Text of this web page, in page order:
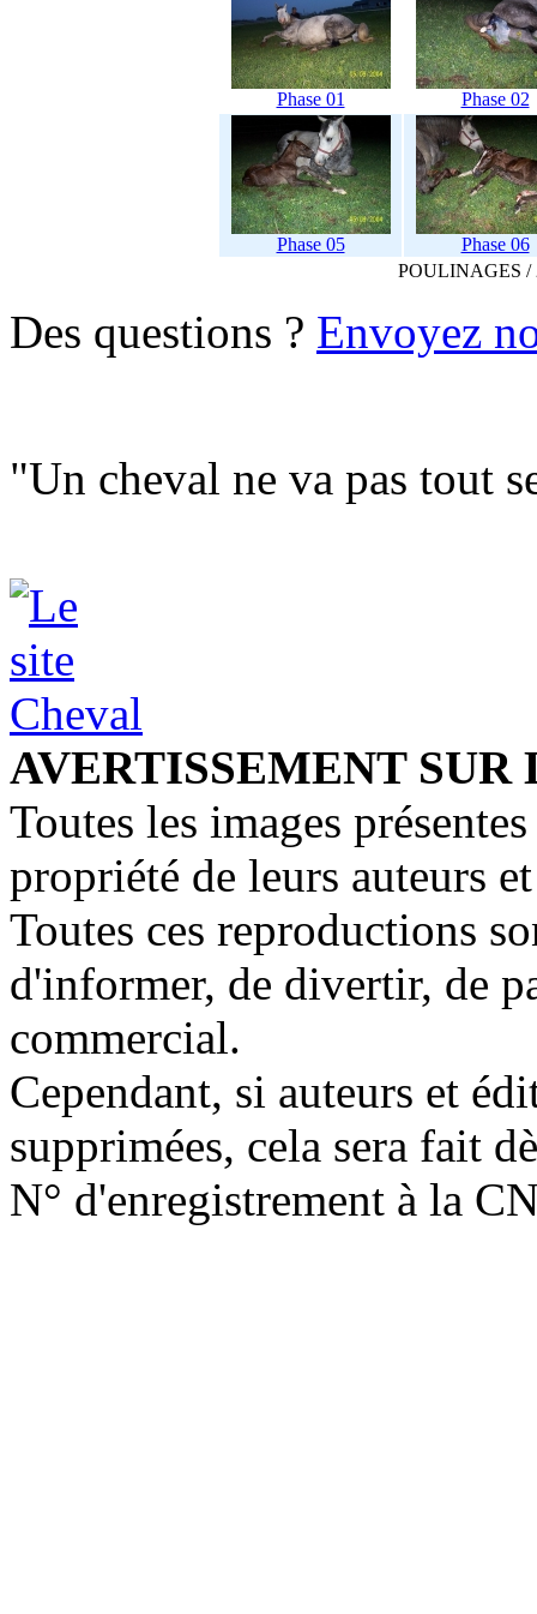
Phase 01 Phase 02
Phase 05
Phase 06
POULINAGES /
Des questions ? Envoyez
"Un cheval ne va pas tout
AVERTISSEMENT
Toutes les images
propriété de leurs auteurs
Toutes ces reproductions
d'informer, de divertir, de
commercial.
Cependant, si auteurs et
supprimées, cela sera fait
N° d'enregistrement à la